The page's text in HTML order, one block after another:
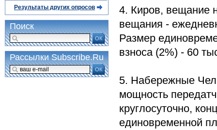
4. Киров, вещание
вещания -
Размер
взноса (2%) - 60
5. Набережные
мощность
круглосуточно,
единовременной
Результаты других опросов
Поиск
ОК
Рассылки Subscribe.Ru
ОК